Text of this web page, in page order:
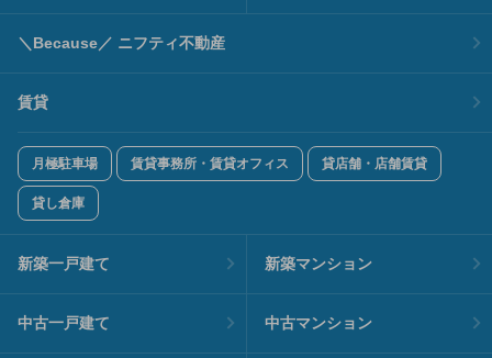
＼Because／ ニフティ不動産
賃貸
月極駐車場 賃貸事務所・賃貸オフィス 貸店舗・店舗賃貸
貸し倉庫
新築一戸建て 新築マンション
中古一戸建て 中古マンション